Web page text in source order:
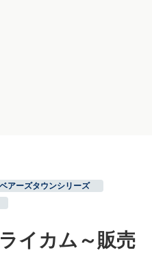
ベアーズタウンシリーズ
イカム～販売